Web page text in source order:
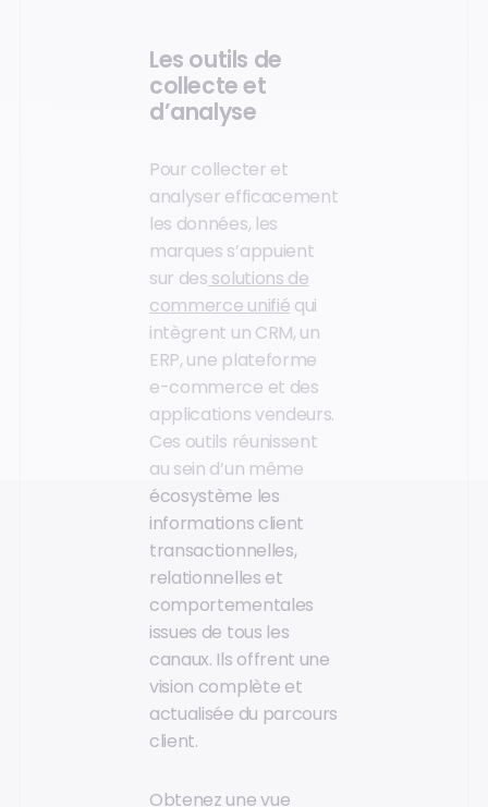
Les outils de
collecte et
d’analyse
Pour collecter et
analyser efficacement
les données, les
marques s’appuient
sur des solutions de
commerce unifié qui
intègrent un CRM, un
ERP, une plateforme
e-commerce et des
applications vendeurs.
Ces outils réunissent
au sein d’un même
écosystème les
informations client
transactionnelles,
relationnelles et
comportementales
issues de tous les
canaux. Ils offrent une
vision complète et
actualisée du parcours
client.
Obtenez une vue